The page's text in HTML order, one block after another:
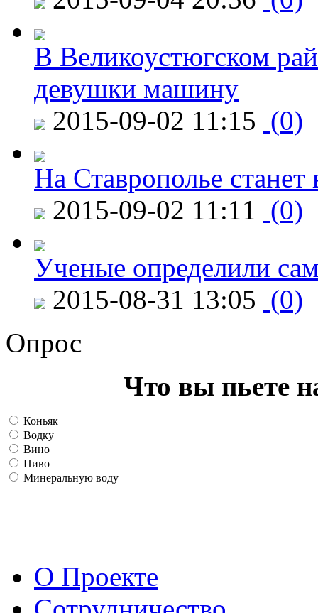
В Великоустюгском
девушки машину
2015-09-02 11:15 (0)
На Ставрополье
2015-09-02 11:11 (0)
Ученые определили
2015-08-31 13:05 (0)
Опрос
Что вы пьете
Коньяк
Водку
Вино
Пиво
Минеральную воду
О Проекте